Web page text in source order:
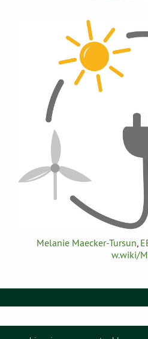
Melanie Maecker-Tursun,
w.wiki/